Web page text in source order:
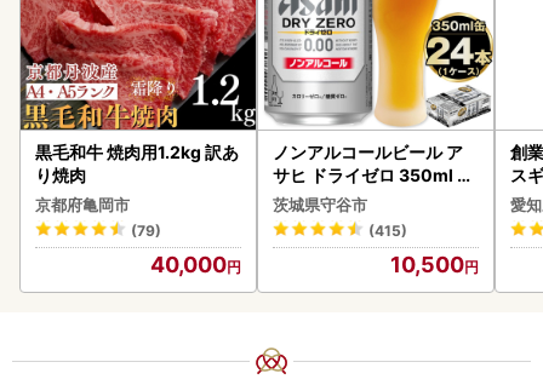
黒毛和牛 焼肉用1.2kg 訳あ
り焼肉
京都府亀岡市
(79)
40,000
ノンアルコールビール ア
サヒ ドライゼロ 350ml 24
本 ノンアル ビール asashi
守谷市
茨城県守谷市
(415)
10,500
創
ス
み
惣
ン
愛